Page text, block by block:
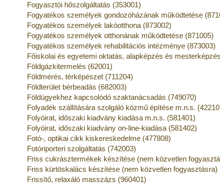
Fogyasztói hőszolgáltatás (353001)
Fogyatékos személyek gondozóházának működtetése
Fogyatékos személyek lakóotthona (873002)
Fogyatékos személyek otthonának működtetése (871005)
Fogyatékos személyek rehabilitációs intézménye (873003)
Főiskolai és egyetemi oktatás, alapképzés és
Földgázkitermelés (62001)
Földmérés, térképészet (711204)
Földterület bérbeadás (682003)
Földügyekhez kapcsolódó szaktanácsadás (749070)
Folyadék szállítására szolgáló közmű építése m.n.s.
Folyóirat, időszaki kiadvány kiadása m.n.s. (581401)
Folyóirat, időszaki kiadvány on-line-kiadása (581402)
Fotó-, optikai cikk kiskereskedelme (477808)
Fotóriporteri szolgáltatás (742003)
Friss cukrásztermékek készítése (nem közvetlen
Friss kürtöskalács készítése (nem közvetlen fogyasztásra)
Frissítő, relaxáló masszázs (960401)